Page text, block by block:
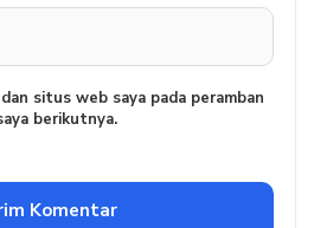
situs web saya pada peramban
berikutnya.